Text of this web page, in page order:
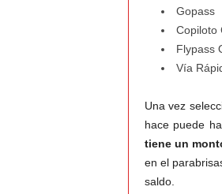
Gopass
Copiloto
Flypass
Vía
Una vez
hace puede
tiene un
en el
saldo.